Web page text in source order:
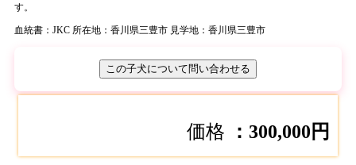
す。
血統書：JKC 所在地：香川県三豊市 見学地：香川県三豊市
この子犬について問い合わせる
価格 ：300,000円